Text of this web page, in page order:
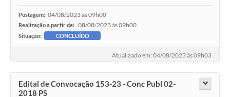
Postagem: 04/08/2023 às 09h00
Realização a partir de: 08/08/2023 às 09h00
Situação: CONCLUÍDO
Atualizado em: 04/08/2023 às 09h03
Edital de Convocação 153-23 - Conc Publ 02-
2018 PS